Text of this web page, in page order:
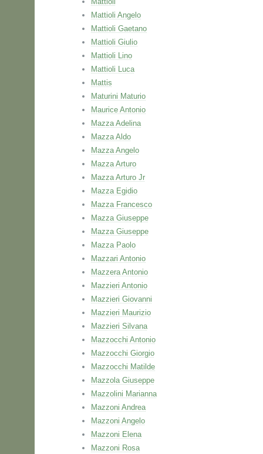
Mattioli Angelo
Mattioli Gaetano
Mattioli Giulio
Mattioli Lino
Mattioli Luca
Mattis
Maturini Maturio
Maurice Antonio
Mazza Adelina
Mazza Aldo
Mazza Angelo
Mazza Arturo
Mazza Arturo Jr
Mazza Egidio
Mazza Francesco
Mazza Giuseppe
Mazza Giuseppe
Mazza Paolo
Mazzari Antonio
Mazzera Antonio
Mazzieri Antonio
Mazzieri Giovanni
Mazzieri Maurizio
Mazzieri Silvana
Mazzocchi Antonio
Mazzocchi Giorgio
Mazzocchi Matilde
Mazzola Giuseppe
Mazzolini Marianna
Mazzoni Andrea
Mazzoni Angelo
Mazzoni Elena
Mazzoni Rosa